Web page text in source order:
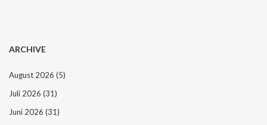
ARCHIVE
August 2026 (5)
Juli 2026 (31)
Juni 2026 (31)